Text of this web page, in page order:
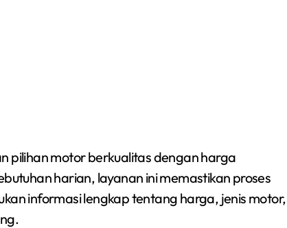
pilihan motor berkualitas dengan harga
harian, layanan ini memastikan proses
informasi lengkap tentang harga, jenis motor,